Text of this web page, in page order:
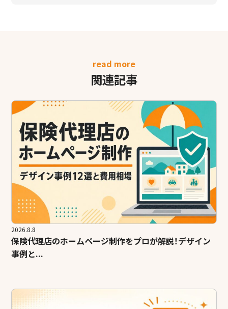
read more
関連記事
2026.8.8
保険代理店のホームページ制作をプロが解説！デザイン
事例と...